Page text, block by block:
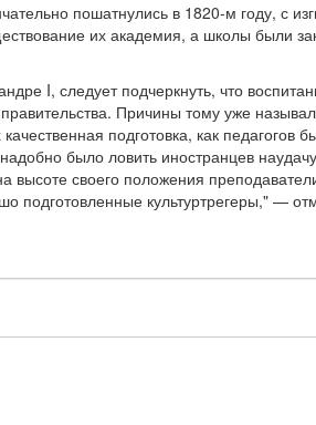
пошатнулись в 1820-м году, с
их академия, а школы были
I, следует подчеркнуть, что
Причины тому уже
подготовка, как педагогов
было ловить иностранцев
высоте своего положения
подготовленные культуртрегеры," —